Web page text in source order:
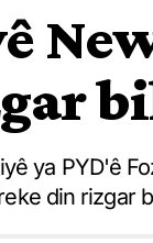
ya PYD'ê
din rizgar